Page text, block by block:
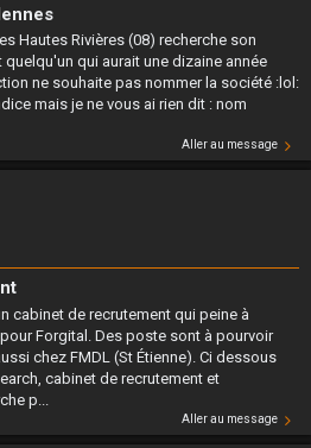
Hautes Rivières (08) recherche son
qui aurait une dizaine année
ne souhaite pas nommer la société :lol:
mais je ne vous ai rien dit : nom
Aller au message
cabinet de recrutement qui peine à
Forgital. Des poste sont à pourvoir
chez FMDL (St Étienne). Ci dessous
cabinet de recrutement et
p...
Aller au message